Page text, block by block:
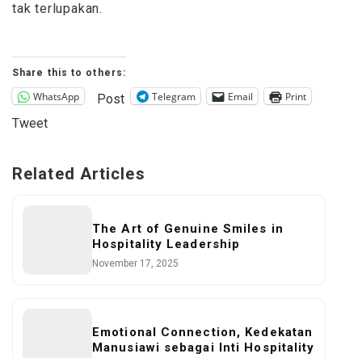
tak terlupakan.
Share this to others:
WhatsApp Post Telegram Email Print
Tweet
Related Articles
The Art of Genuine Smiles in
Hospitality Leadership
November 17, 2025
Emotional Connection, Kedekatan
Manusiawi sebagai Inti Hospitality